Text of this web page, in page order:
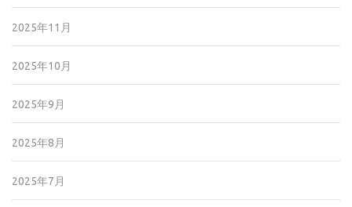
2025年11月
2025年10月
2025年9月
2025年8月
2025年7月